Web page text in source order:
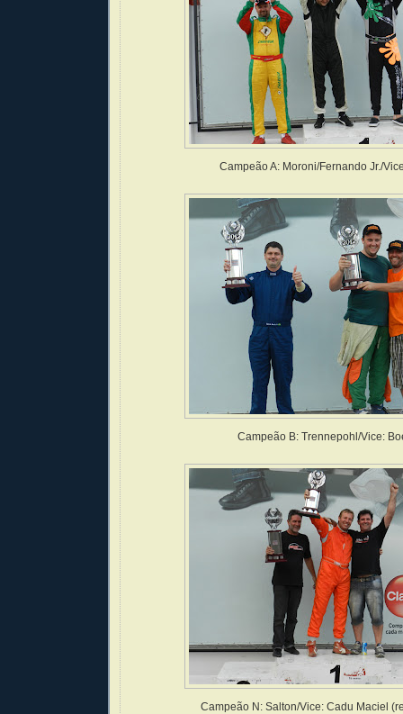
Campeão A: Moroni/Fernando Jr./
Campeão B: Trennepohl/Vice:
Campeão N: Salton/Vice: Cadu Maciel